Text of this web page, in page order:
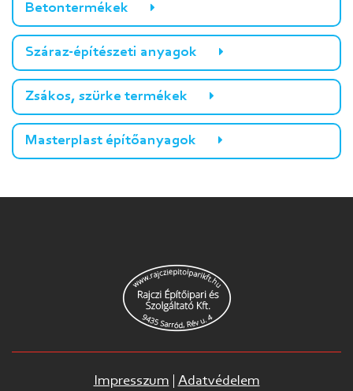
Betontermékek
Száraz-építészeti anyagok
Zsákos, szürke termékek
Masterplast építőanyagok
Impresszum Adatvédelem